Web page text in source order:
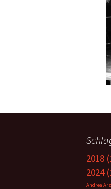
2018
2024
Andrea